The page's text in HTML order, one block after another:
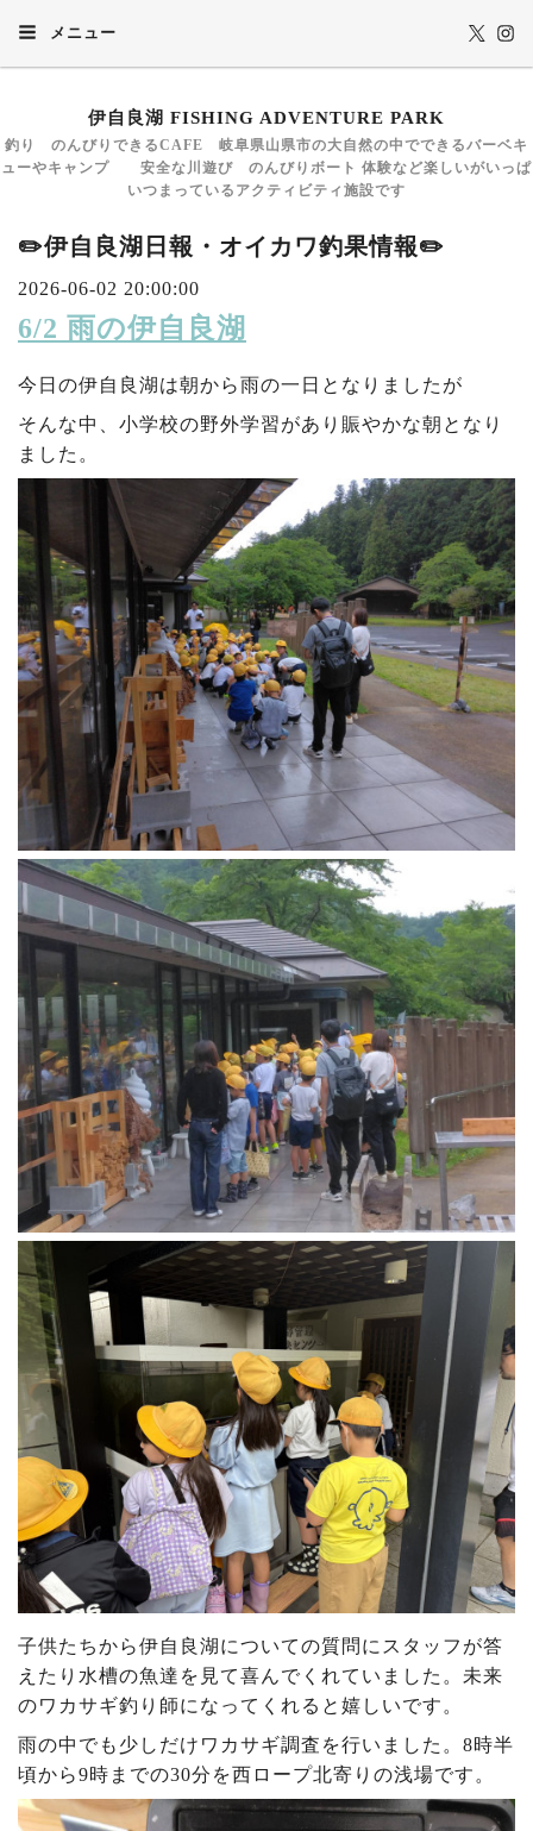
メニュー
伊自良湖 FISHING ADVENTURE PARK
釣り のんびりできるCAFE 岐阜県山県市の大自然の中でできるバーベキ
ューやキャンプ 安全な川遊び のんびりボート 体験など楽しいがいっぱ
いつまっているアクティビティ施設です
✏️伊自良湖日報・オイカワ釣果情報✏️
2026-06-02 20:00:00
6/2 雨の伊自良湖
今日の伊自良湖は朝から雨の一日となりましたが
そんな中、小学校の野外学習があり賑やかな朝となり
ました。
子供たちから伊自良湖についての質問にスタッフが答
えたり水槽の魚達を見て喜んでくれていました。未来
のワカサギ釣り師になってくれると嬉しいです。
雨の中でも少しだけワカサギ調査を行いました。8時半
頃から9時までの30分を西ロープ北寄りの浅場です。